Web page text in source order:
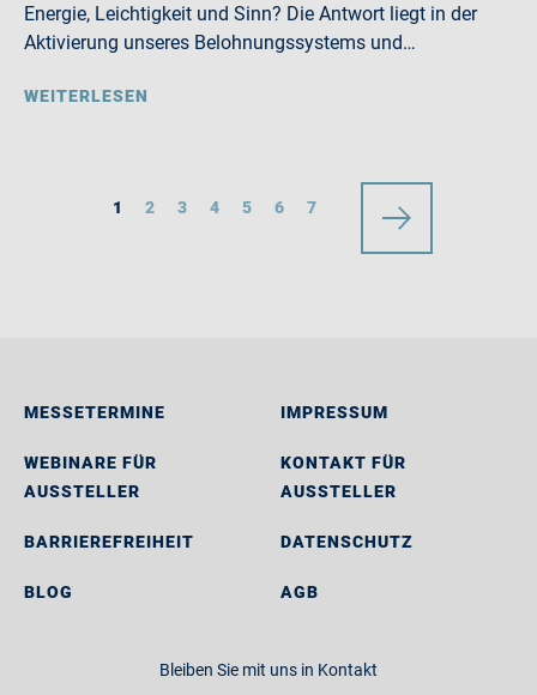
Energie, Leichtigkeit und Sinn? Die Antwort liegt in der
Aktivierung unseres Belohnungssystems und…
WEITERLESEN
1 2 3 4 5 6 7
MESSETERMINE
WEBINARE FÜR
AUSSTELLER
BARRIEREFREIHEIT
BLOG
IMPRESSUM
KONTAKT FÜR
AUSSTELLER
DATENSCHUTZ
AGB
Bleiben Sie mit uns in Kontakt